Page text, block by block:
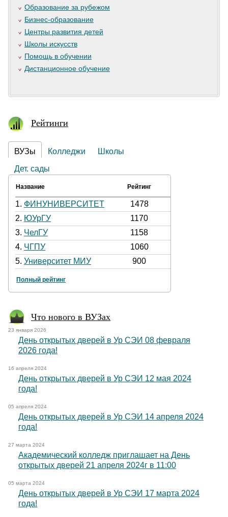
Образование за рубежом
Бизнес-образование
Центры развития детей
Школы искусств
Помощь в обучении
Дистанционное обучение
Рейтинги
ВУЗы Колледжи
Школы
Дет. сады
Название Рейтинг
1. ФИНУНИВЕРСИТЕТ
1478
2. ЮУрГУ
1170
3. ЧелГУ
1158
4. ЧГПУ
1060
5. Университет МИУ 900
Полный рейтинг
Что нового в ВУЗах
23 января 2026
День открытых дверей в Ур СЭИ 08 февраля
2026 года!
16 апреля 2024
День открытых дверей в Ур СЭИ 12 мая 2024
года!
05 апреля 2024
День открытых дверей в Ур СЭИ 14 апреля 2024
года!
27 марта 2024
Академический колледж приглашает на День
открытых дверей 21 апреля 2024г в 11:00
05 марта 2024
День открытых дверей в Ур СЭИ 17 марта 2024
года!